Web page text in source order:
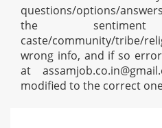
questions/options/
the
caste/community/
wrong info, and if so
at
modified to the correct